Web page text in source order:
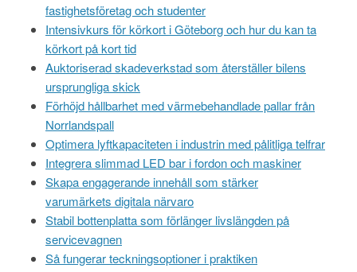
fastighetsföretag och studenter
Intensivkurs för körkort i Göteborg och hur du kan ta
körkort på kort tid
Auktoriserad skadeverkstad som återställer bilens
ursprungliga skick
Förhöjd hållbarhet med värmebehandlade pallar från
Norrlandspall
Optimera lyftkapaciteten i industrin med pålitliga telfrar
Integrera slimmad LED bar i fordon och maskiner
Skapa engagerande innehåll som stärker
varumärkets digitala närvaro
Stabil bottenplatta som förlänger livslängden på
servicevagnen
Så fungerar teckningsoptioner i praktiken